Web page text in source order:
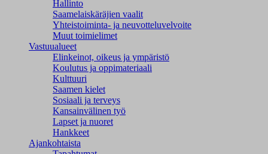
Hallinto
Saamelaiskäräjien vaalit
Yhteistoiminta- ja neuvotteluvelvoite
Muut toimielimet
Vastuualueet
Elinkeinot, oikeus ja ympäristö
Koulutus ja oppimateriaali
Kulttuuri
Saamen kielet
Sosiaali ja terveys
Kansainvälinen työ
Lapset ja nuoret
Hankkeet
Ajankohtaista